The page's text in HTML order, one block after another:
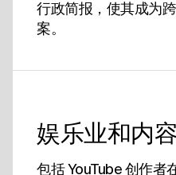
行政简报，使其成为
案。
娱乐业和内
包括 YouTube 创作者